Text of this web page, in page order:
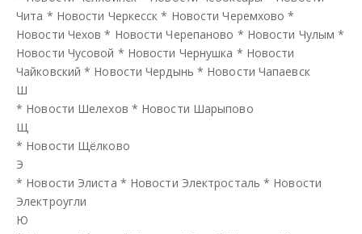
Чита * Новости Черкесск * Новости Черемхово *
Новости Чехов * Новости Черепаново * Новости Чулым *
Новости Чусовой * Новости Чернушка * Новости
Чайковский * Новости Чердынь * Новости Чапаевск
Ш
* Новости Шелехов * Новости Шарыпово
Щ
* Новости Щёлково
Э
* Новости Элиста * Новости Электросталь * Новости
Электроугли
Ю